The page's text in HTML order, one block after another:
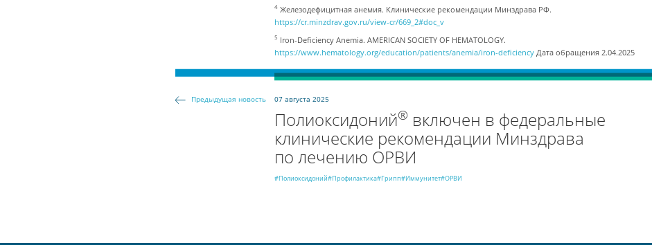
4 Железодефицитная анемия. Клинические рекомендации Минздрава РФ.
https://cr.minzdrav.gov.ru/view-cr/669_2#doc_v
5 Iron-Deficiency Anemia. AMERICAN SOCIETY OF HEMATOLOGY.
https://www.hematology.org/education/patients/anemia/iron-deficiency Дата обращения 2.04.2025
Предыдущая новость 07 августа 2025
Полиоксидоний® включен в федеральные
клинические рекомендации Минздрава
по лечению ОРВИ
#Полиоксидоний#Профилактика#Грипп#Иммунитет#ОРВИ